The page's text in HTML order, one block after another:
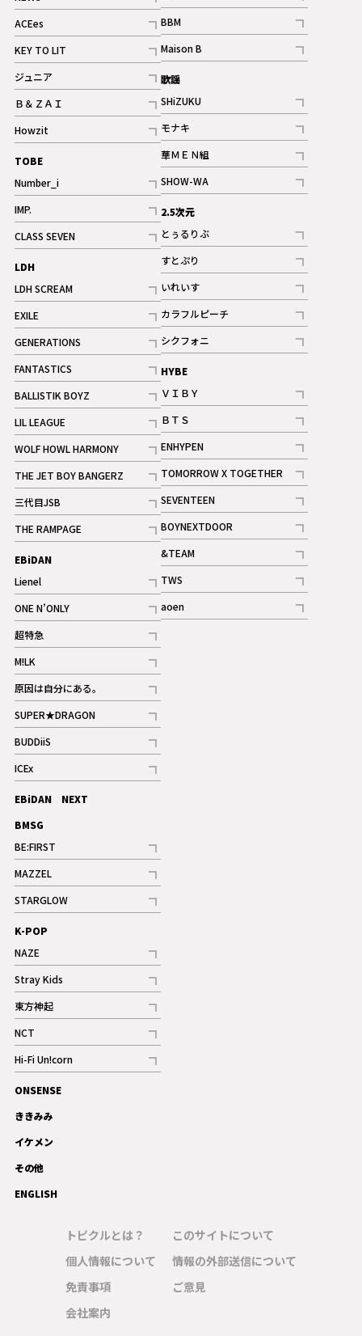
記事
ACEes
記事
KEY TO LIT
記事
ジュニア
記事
Ｂ＆ＺＡＩ
記事
Howzit
記事
TOBE
Number_i
記事
IMP.
記事
CLASS SEVEN
記事
LDH
LDH SCREAM
記事
EXILE
記事
GENERATIONS
記事
FANTASTICS
記事
BALLISTIK BOYZ
記事
LIL LEAGUE
記事
WOLF HOWL HARMONY
記事
THE JET BOY BANGERZ
記事
三代目JSB
記事
THE RAMPAGE
記事
ギャラリー
EBiDAN
Lienel
記事
ONE N’ONLY
記事
超特急
記事
M!LK
記事
原因は自分にある。
記事
SUPER★DRAGON
記事
BUDDiiS
記事
ICEx
記事
EBiDAN NEXT
BMSG
BE:FIRST
記事
ギャラリー
MAZZEL
記事
ギャラリー
STARGLOW
記事
記事
BBM
記事
ギャラリー
Maison B
記事
歌謡
SHiZUKU
記事
モナキ
記事
華ＭＥＮ組
記事
SHOW-WA
記事
2.5次元
とぅるりぶ
記事
すとぷり
記事
ギャラリー
いれいす
記事
ギャラリー
カラフルピーチ
記事
シクフォニ
記事
HYBE
ＶＩＢＹ
記事
ＢＴＳ
記事
ENHYPEN
記事
TOMORROW X TOGETHER
記事
ギャラリー
SEVENTEEN
記事
BOYNEXTDOOR
記事
&TEAM
記事
TWS
記事
aoen
記事
K-POP
NAZE
記事
Stray Kids
記事
東方神起
記事
NCT
記事
Hi-Fi Un!corn
記事
ギャラリー
ONSENSE
ききみみ
イケメン
その他
ENGLISH
トピクルとは？
個人情報について
免責事項
会社案内
このサイトについて
情報の外部送信について
ご意見